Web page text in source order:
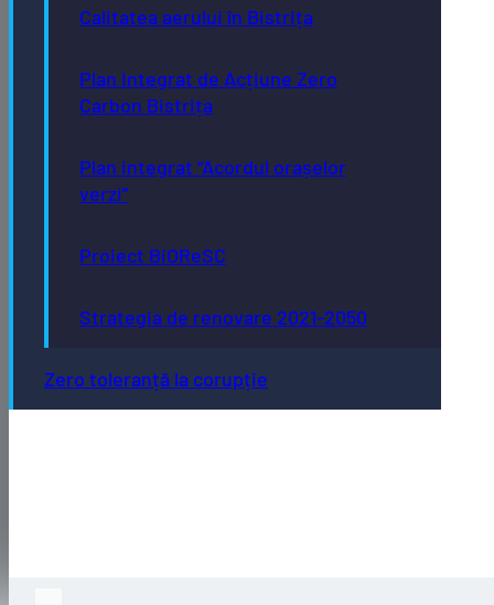
Calitatea aerului în Bistrița
Plan Integrat de Acțiune Zero
Carbon Bistrița
Plan integrat “Acordul orașelor
verzi”
Proiect BiOReSC
Strategia de renovare 2021-2050
Zero toleranță la corupție